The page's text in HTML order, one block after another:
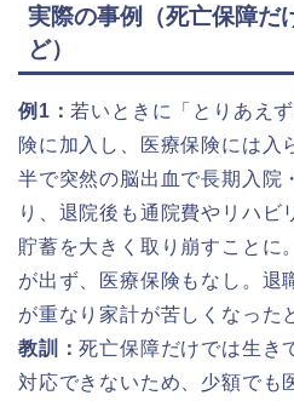
実際の事例（死亡保障だ
ど）
例1： 若いときに「とりあえ
険に加入し、医療保険には入
半で突然の脳出血で長期入院
り、退院後も通院費やリハビ
貯蓄を大きく取り崩すことに
が出ず、医療保険もなし。退
が重なり家計が苦しくなった
教訓：死亡保障だけでは生き
対応できないため、少額でも